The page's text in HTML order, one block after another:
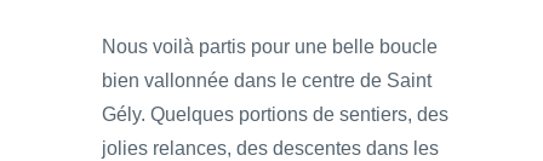
Nous voilà partis pour une belle boucle
bien vallonnée dans le centre de Saint
Gély. Quelques portions de sentiers, des
jolies relances, des descentes dans les